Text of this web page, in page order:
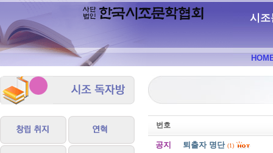
시조
번호
공지 퇴출자 명단 (1)